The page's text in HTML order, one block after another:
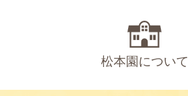
松本園について